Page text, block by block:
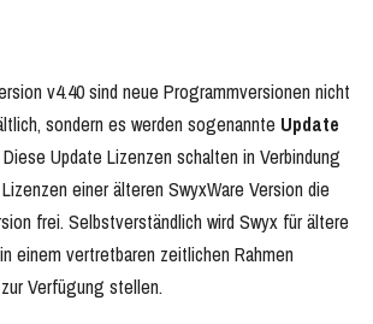
v4.40 sind neue Programmversionen nicht
sondern es werden sogenannte Update
Update Lizenzen schalten in Verbindung
einer älteren SwyxWare Version die
frei. Selbstverständlich wird Swyx für ältere
einem vertretbaren zeitlichen Rahmen
Verfügung stellen.